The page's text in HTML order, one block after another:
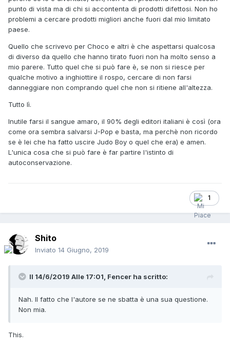
punto di vista ma di chi si accontenta di prodotti difettosi. Non ho
problemi a cercare prodotti migliori anche fuori dal mio limitato
paese.
Quello che scrivevo per Choco e altri è che aspettarsi qualcosa
di diverso da quello che hanno tirato fuori non ha molto senso a
mio parere. Tutto quel che si può fare è, se non si riesce per
qualche motivo a inghiottire il rospo, cercare di non farsi
danneggiare non comprando quel che non si ritiene all'altezza.
Tutto lì.
Inutile farsi il sangue amaro, il 90% degli editori italiani è così (ora
come ora sembra salvarsi J-Pop e basta, ma perchè non ricordo
se è lei che ha fatto uscire Judo Boy o quel che era) e amen.
L'unica cosa che si può fare è far partire l'istinto di
autoconservazione.
1
Shito
Inviato 14 Giugno, 2019
Il 14/6/2019 Alle 17:01, Fencer ha scritto:
Nah. Il fatto che l'autore se ne sbatta è una sua questione.
Non mia.
This.